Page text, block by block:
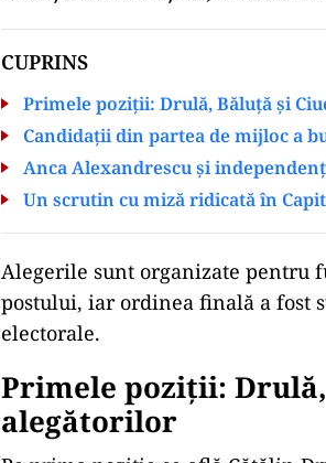
CUPRINS
Primele poziții: Drulă, Băluță și
Candidații din partea de mijloc a
Anca Alexandrescu și
Un scrutin cu miză ridicată în